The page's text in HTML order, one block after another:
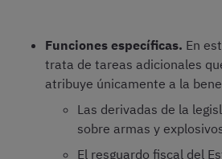
Funciones específicas. En
trata de tareas adicionales
atribuye únicamente a la
Las derivadas de la
sobre armas y
El resguardo fiscal del